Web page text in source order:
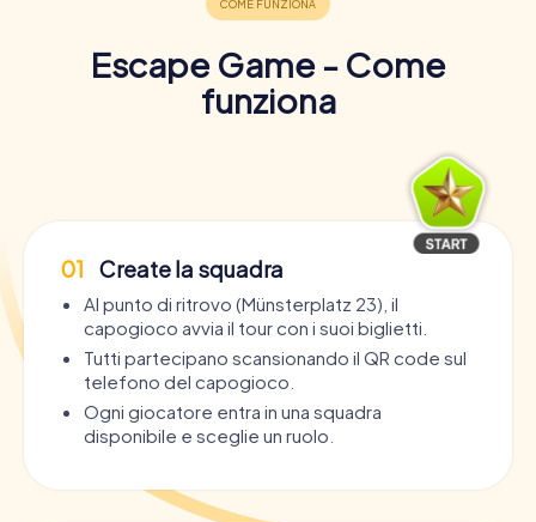
Escape Game - Come
funziona
01 Create la squadra
Al punto di ritrovo (Münsterplatz 23), il
capogioco avvia il tour con i suoi biglietti.
Tutti partecipano scansionando il QR code sul
telefono del capogioco.
Ogni giocatore entra in una squadra
disponibile e sceglie un ruolo.